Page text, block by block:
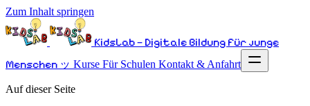
Zum Inhalt springen
KidsLab – Digitale Bildung für junge
Menschen ッ Kurse Für Schulen Kontakt & Anfahrt
Auf dieser Seite